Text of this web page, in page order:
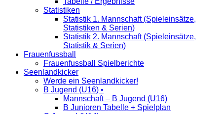
Statistiken
Statistik 1. Mannschaft (Spieleinsätze,
Statistiken & Serien)
Statistik 2. Mannschaft (Spieleinsätze,
Statistik & Serien)
Frauenfussball
Frauenfussball Spielberichte
Seenlandkicker
Werde ein Seenlandkicker!
B Jugend (U16) •
Mannschaft – B Jugend (U16)
B Junioren Tabelle + Spielplan